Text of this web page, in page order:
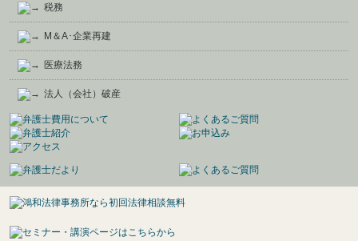
税務
M＆A･企業再建
医療法務
法人（会社）破産